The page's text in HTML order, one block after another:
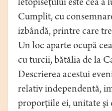
letopiseţului este cea a
Cumplit, cu
izbândă, printre care
Un loc aparte ocupă
cu turcii, bătălia de la
Descrierea acestui
relativ independentă,
proporţiile ei, unitate şi